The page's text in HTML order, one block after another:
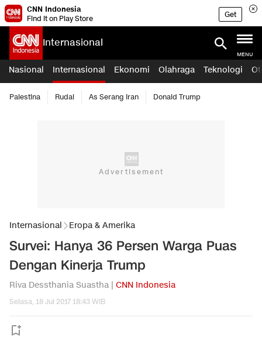
CNN Indonesia
Find it on Play Store
Get
Internasional
MENU
Nasional Internasional Ekonomi Olahraga Teknologi
Palestina Rudal As Serang Iran Donald Trump
Internasional Eropa & Amerika
Survei: Hanya 36 Persen Warga Puas
Dengan Kinerja Trump
Riva Dessthania Suastha | CNN Indonesia
Selasa, 18 Jul 2017 18:43 WIB